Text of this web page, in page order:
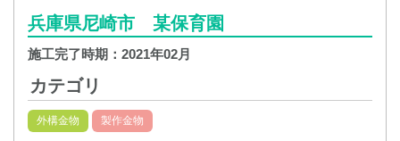
兵庫県尼崎市 某保育園
施工完了時期： 2021年02月
カテゴリ
外構金物 製作金物